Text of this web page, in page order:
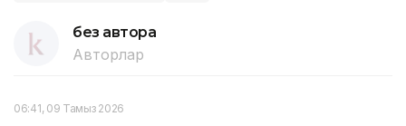
без автора
Авторлар
06:41, 09 Тамыз 2026